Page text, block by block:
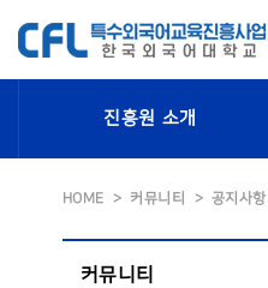
진흥원 소개
HOME 커뮤니티 공지사항
커뮤니티